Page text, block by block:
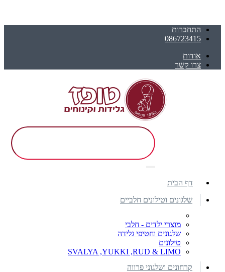
התחברות
086723415
אודות
צרו קשר
דף הבית
שלגונים וטילונים חלביים
מוצרי ילדים - חלבי
שלגונים וחטיפי גלידה
טילונים
SVALYA ,YUKKI ,RUD & LIMO
קרחונים ושלגוני פרווה